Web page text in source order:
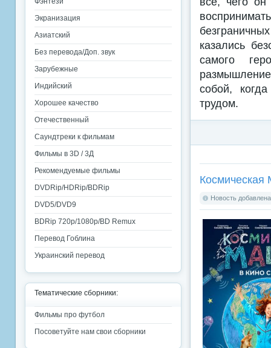
казались
самого
размышление
собой,
трудом.
Новость
Экранизация
Азиатский
Без перевода/Доп. звук
Зарубежные
Индийский
Хорошее качество
Отечественный
Саундтреки к фильмам
Фильмы в 3D / 3Д
Рекомендуемые фильмы
DVDRip/HDRip/BDRip
DVD5/DVD9
BDRip 720p/1080p/BD Remux
Перевод Гоблина
Украинский перевод
Тематические сборники:
Фильмы про футбол
Посоветуйте нам свои сборники